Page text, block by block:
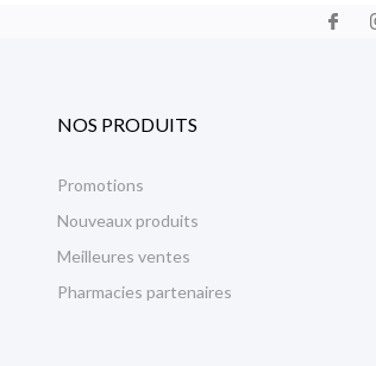
NOS PRODUITS
Promotions
Nouveaux produits
Meilleures ventes
Pharmacies partenaires